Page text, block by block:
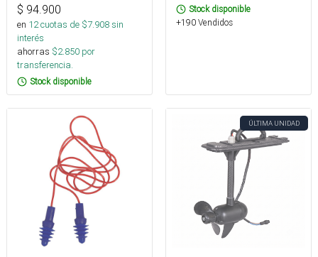
$ 94.900
en 12cuotas de $7.908sin
interés
ahorras $2.850 por
transferencia.
Stock disponible
Stock disponible
+190 Vendidos
ÚLTIMA UNIDAD